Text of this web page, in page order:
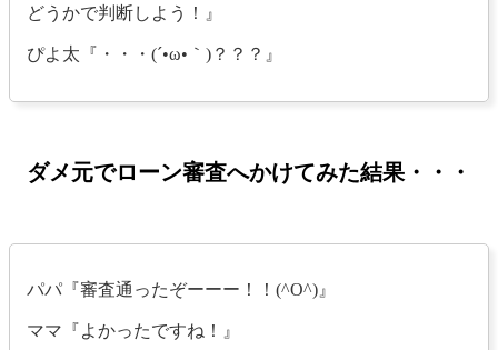
どうかで判断しよう！』
ぴよ太『・・・(´•ω•｀)？？？』
ダメ元でローン審査へかけてみた結果・・・
パパ『審査通ったぞーーー！！(^O^)』
ママ『よかったですね！』